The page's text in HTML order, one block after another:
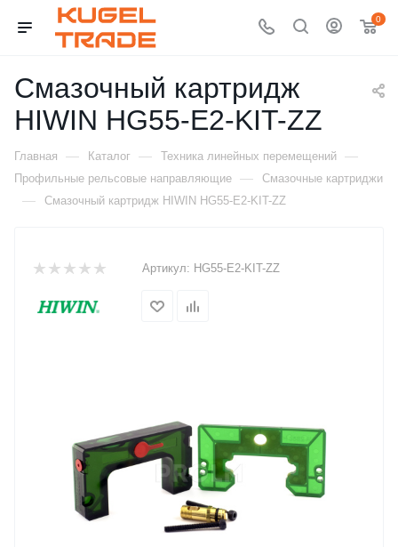
0
Смазочный картридж
HIWIN HG55-E2-KIT-ZZ
Главная — Каталог — Техника линейных перемещений —
Профильные рельсовые направляющие — Смазочные картриджи
— Смазочный картридж HIWIN HG55-E2-KIT-ZZ
Артикул: HG55-E2-KIT-ZZ